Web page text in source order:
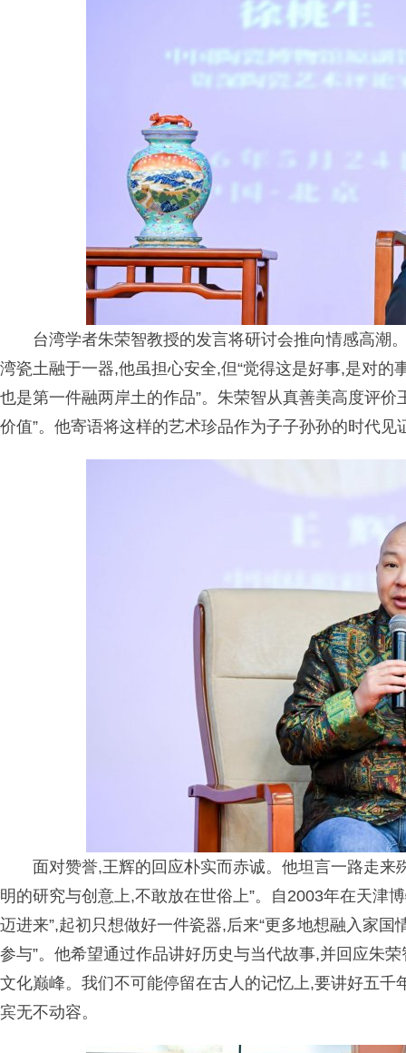
台湾学者朱荣智教授的发言将研讨会推向情感高潮
湾瓷土融于一器,他虽担心安全,但“觉得这是好事,是对的
也是第一件融两岸土的作品”。朱荣智从真善美高度评
价值”。他寄语将这样的艺术珍品作为子子孙孙的时代
面对赞誉,王辉的回应朴实而赤诚。他坦言一路走
明的研究与创意上,不敢放在世俗上”。自2003年在天津
迈进来”,起初只想做好一件瓷器,后来“更多地想融入家
参与”。他希望通过作品讲好历史与当代故事,并回应朱
文化巅峰。我们不可能停留在古人的记忆上,要讲好五千
宾无不动容。